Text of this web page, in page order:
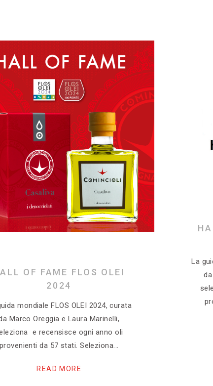
OF FAME FLOS OLEI
2024
mondiale FLOS OLEI 2024, curata
Marco Oreggia e Laura Marinelli,
e recensisce ogni anno oli
provenienti da 57 stati. Seleziona
READ MORE
La